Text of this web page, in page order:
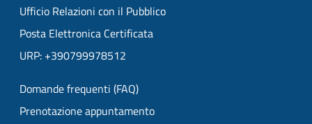
Ufficio Relazioni con il Pubblico
Posta Elettronica Certificata
URP: +390799978512
Domande frequenti (FAQ)
Prenotazione appuntamento